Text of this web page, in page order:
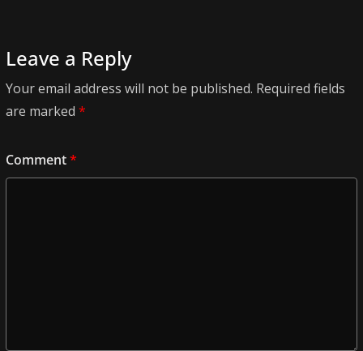
Leave a Reply
Your email address will not be published. Required fields
are marked *
Comment*